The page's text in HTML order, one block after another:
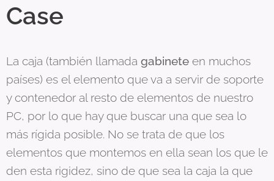
Case
La caja (también llamada gabinete en muchos
países) es el elemento que va a servir de soporte
y contenedor al resto de elementos de nuestro
PC, por lo que hay que buscar una que sea lo
más rígida posible. No se trata de que los
elementos que montemos en ella sean los que le
den esta rigidez, sino de que sea la caja la que